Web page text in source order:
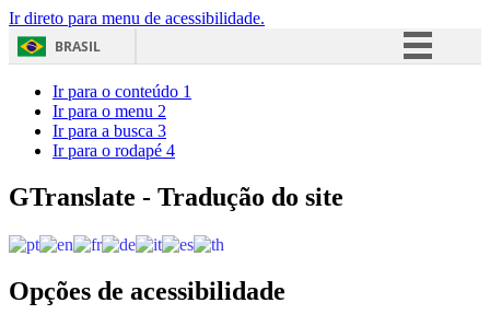
Ir direto para menu de acessibilidade.
BRASIL
Acesso à informação
Ir para o conteúdo 1
Ir para o menu 2
Ir para a busca 3
Ir para o rodapé 4
GTranslate - Tradução do site
Opções de acessibilidade